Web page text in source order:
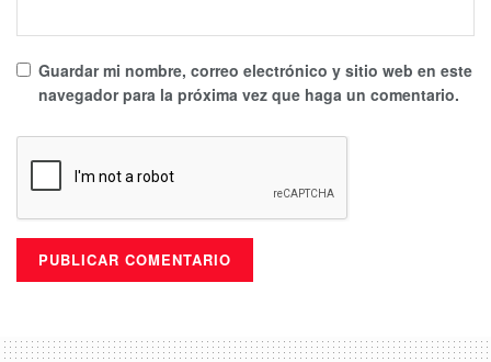
Guardar mi nombre, correo electrónico y sitio web en este
navegador para la próxima vez que haga un comentario.